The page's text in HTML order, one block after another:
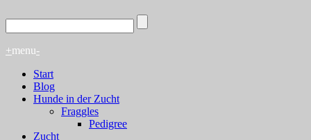
+menu-
Start
Blog
Hunde in der Zucht
Fraggles
Pedigree
Zucht